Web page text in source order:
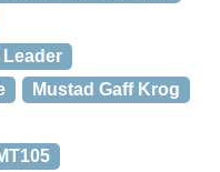
Mustad Gaff Krog